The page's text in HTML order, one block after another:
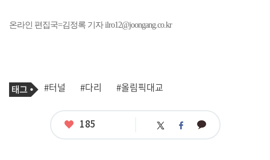
온라인 편집국=김정록 기자 ilro12@joongang.co.kr
기
사
태
그
#터널 #다리 #올림픽대교
좋
185 트 페 카